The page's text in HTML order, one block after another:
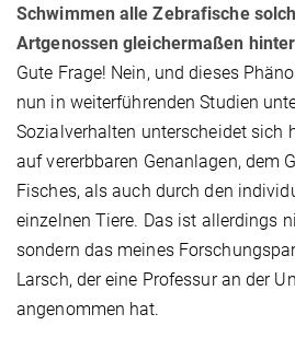
Schwimmen alle Zebrafische
Artgenossen gleichermaßen
Gute Frage! Nein, und dieses
nun in weiterführenden Studien
Sozialverhalten unterscheidet sich
auf vererbbaren Genanlagen, dem
Fisches, als auch durch den
einzelnen Tiere. Das ist allerdings
sondern das meines
Larsch, der eine Professur an der
angenommen hat.